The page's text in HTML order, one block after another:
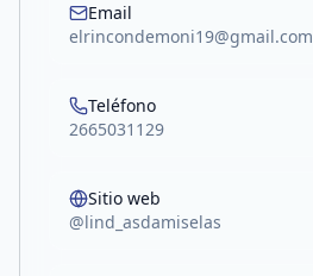
Email
elrincondemoni19@gmail.com
Teléfono
2665031129
Sitio web
@lind_asdamiselas